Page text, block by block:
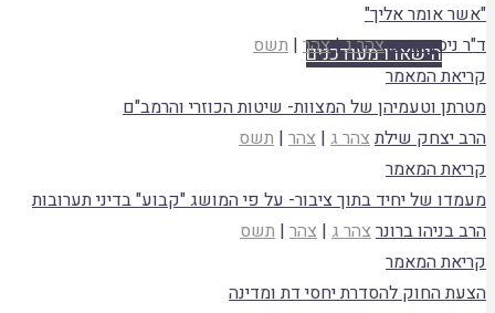
הישארו מעודכנים
"אשר אומר אליך"
ד"ר ניסן אררטצהר ג|צהר | תשס
קריאת המאמר
מטרתן וטעמיהן של המצוות- שיטות הכוזרי והרמב"ם
הרב יצחק שילתצהר ג | צהר | תשס
קריאת המאמר
מעמדו של יחיד בתוך ציבור- על פי המושג "קבוע" בדיני תערובות
הרב בניהו ברונרצהר ג | צהר | תשס
קריאת המאמר
הצעת החוק להסדרת יחסי דת ומדינה